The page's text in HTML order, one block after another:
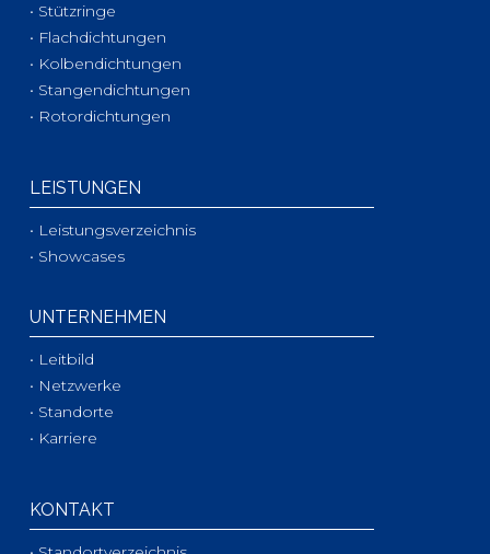
• Stützringe
• Flachdichtungen
• Kolbendichtungen
• Stangendichtungen
• Rotordichtungen
LEISTUNGEN
• Leistungsverzeichnis
• Showcases
UNTERNEHMEN
• Leitbild
• Netzwerke
• Standorte
• Karriere
KONTAKT